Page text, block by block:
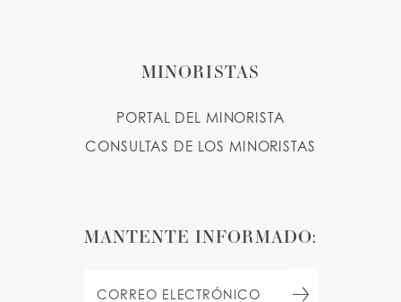
MINORISTAS
PORTAL DEL MINORISTA
CONSULTAS DE LOS MINORISTAS
MANTENTE INFORMADO: